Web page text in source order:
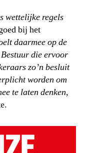
wettelijke regels
bij het
daarmee op de
die ervoor
zo’n besluit
worden om
te laten denken,